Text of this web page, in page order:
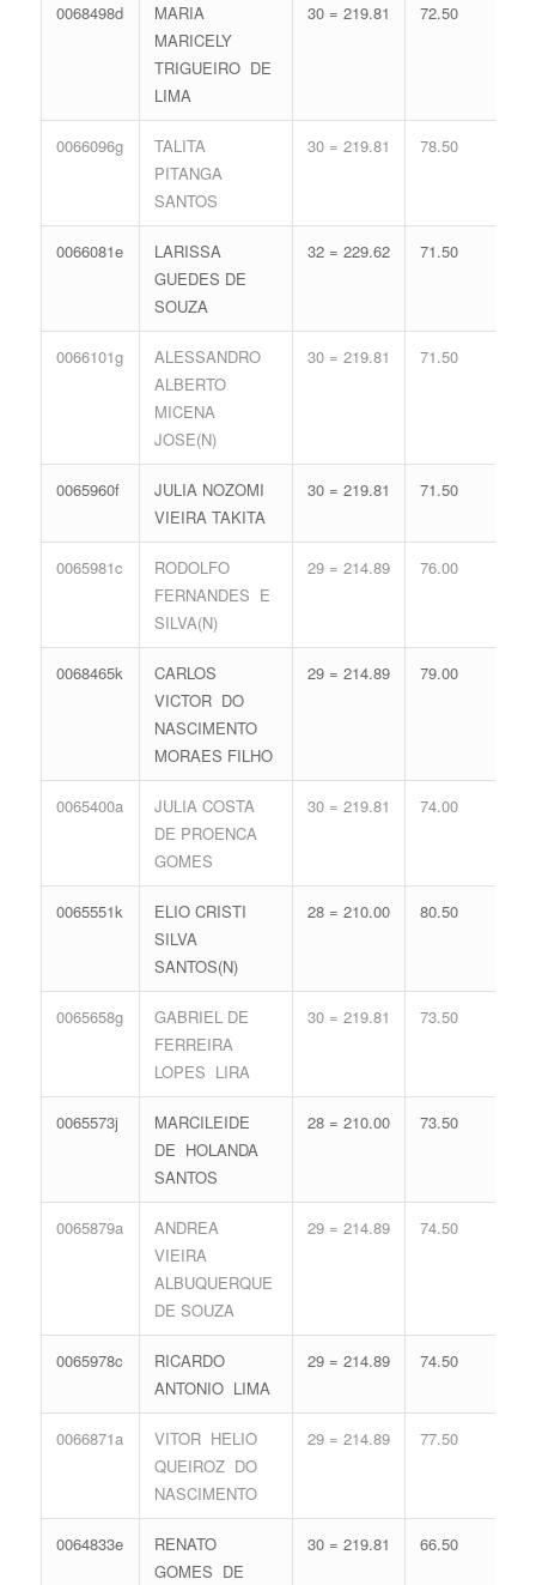
0068498d
MARIA
MARICELY
TRIGUEIRO DE
LIMA
30 = 219.81 72.50
0066096g
TALITA
PITANGA
SANTOS
30 = 219.81 78.50
0066081e
LARISSA
GUEDES DE
SOUZA
32 = 229.62 71.50
0066101g
ALESSANDRO
ALBERTO
MICENA
JOSE(N)
30 = 219.81 71.50
0065960f
JULIA NOZOMI
VIEIRA TAKITA
30 = 219.81 71.50
0065981c
RODOLFO
FERNANDES E
SILVA(N)
29 = 214.89 76.00
0068465k
CARLOS
VICTOR DO
NASCIMENTO
MORAES FILHO
29 = 214.89 79.00
0065400a
JULIA COSTA
DE PROENCA
GOMES
30 = 219.81 74.00
0065551k
ELIO CRISTI
SILVA
SANTOS(N)
28 = 210.00 80.50
0065658g
GABRIEL DE
FERREIRA
LOPES LIRA
30 = 219.81 73.50
0065573j
MARCILEIDE
DE HOLANDA
SANTOS
28 = 210.00 73.50
0065879a
ANDREA
VIEIRA
ALBUQUERQUE
DE SOUZA
29 = 214.89 74.50
0065978c
RICARDO
ANTONIO LIMA
29 = 214.89 74.50
0066871a
VITOR HELIO
QUEIROZ DO
NASCIMENTO
29 = 214.89 77.50
0064833e
RENATO
GOMES DE
30 = 219.81 66.50